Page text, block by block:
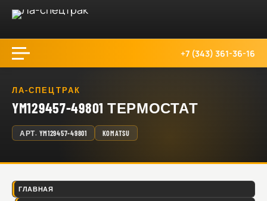
+7 (343) 361-36-16
ЛА-СПЕЦТРАК
YM129457-49801 ТЕРМОСТАТ
АРТ. YM129457-49801 KOMATSU
ГЛАВНАЯ